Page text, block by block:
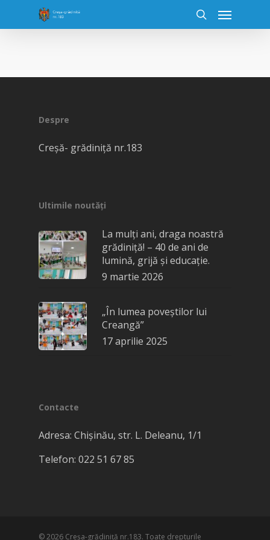
Despre
Creșă- grădiniță nr.183
Ultimile noutăți
La mulți ani, draga noastră
grădiniță! – 40 de ani de
lumină, grijă și educație.
9 martie 2026
„În lumea poveștilor lui
Creangă”
17 aprilie 2025
Contacte
Adresa: Chișinău, str. L. Deleanu, 1/1
Telefon: 022​ 51 67 85
© 2026 Creşa-grădiniţă nr.183. Toate drepturile